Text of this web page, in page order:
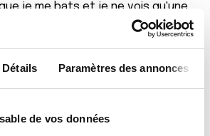
Détails Paramètres des annonces
de vos données
je me bats et je ne vois qu'une
parcours au niveau des
mais effets secondaires et
induit. Nous sommes passés à
place de la Cabometyx